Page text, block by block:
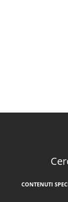
CONTENUTI